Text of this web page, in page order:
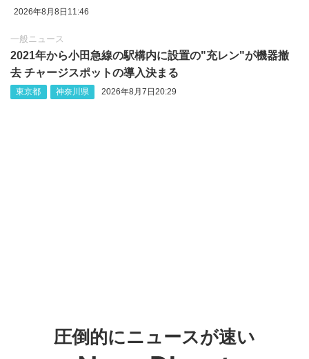
2026年8月8日11:46
一般ニュース
2021年から小田急線の駅構内に設置の"充レン"が機器撤
去 チャージスポットの導入決まる
東京都 神奈川県 2026年8月7日20:29
圧倒的にニュースが速い